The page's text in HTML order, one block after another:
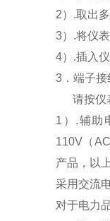
2）.取出
3）.将仪
4）.插入
3 ．端子
请按仪
1 ） .辅助
110V （
产品，以
采用交流
对于电力